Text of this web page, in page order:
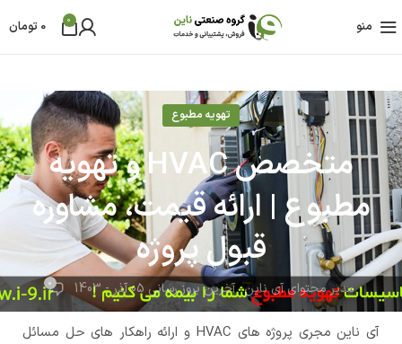
منو 0
0 تومان
تهویه مطبوع
متخصص HVAC و تهویه
مطبوع | ارائه قیمت، مشاوره
قبول پروژه
مدیر محتوای آی ناین آخرین بروز رسانی 05 آذر - 1403 0
آی ناین مجری پروژه های HVAC و ارائه راهکار های حل مسائل